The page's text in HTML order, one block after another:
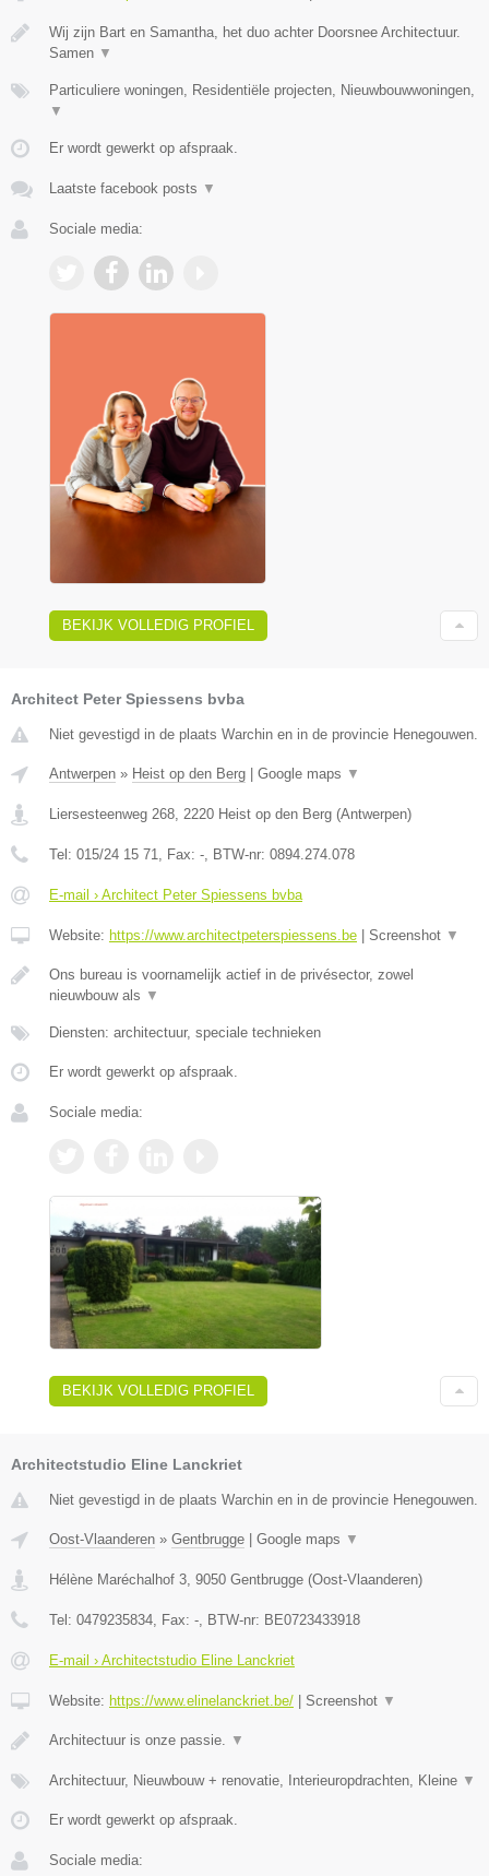
Wij zijn Bart en Samantha, het duo achter Doorsnee Architectuur.
Samen ▼
Particuliere woningen, Residentiële projecten, Nieuwbouwwoningen,
▼
Er wordt gewerkt op afspraak.
Laatste facebook posts ▼
Sociale media:
BEKIJK VOLLEDIG PROFIEL
Architect Peter Spiessens bvba
Niet gevestigd in de plaats Warchin en in de provincie Henegouwen.
Antwerpen » Heist op den Berg Google maps ▼
Liersesteenweg 268, 2220 Heist op den Berg (Antwerpen)
Tel: 015/24 15 71, Fax: -, BTW-nr: 0894.274.078
E-mail › Architect Peter Spiessens bvba
Website: https://www.architectpeterspiessens.be Screenshot ▼
Ons bureau is voornamelijk actief in de privésector, zowel
nieuwbouw als ▼
Diensten: architectuur, speciale technieken
Er wordt gewerkt op afspraak.
Sociale media:
BEKIJK VOLLEDIG PROFIEL
Architectstudio Eline Lanckriet
Niet gevestigd in de plaats Warchin en in de provincie Henegouwen.
Oost-Vlaanderen » Gentbrugge Google maps ▼
Hélène Maréchalhof 3 9050 Gentbrugge (Oost-Vlaanderen)
Tel: 0479235834 , Fax: - , BTW-nr: BE0723433918
E-mail › Architectstudio Eline Lanckriet
Website: https://www.elinelanckriet.be/ Screenshot ▼
Architectuur is onze passie. ▼
Architectuur, Nieuwbouw + renovatie, Interieuropdrachten, Kleine ▼
Er wordt gewerkt op afspraak.
Sociale media: